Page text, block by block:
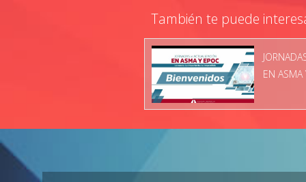
También te puede
EN